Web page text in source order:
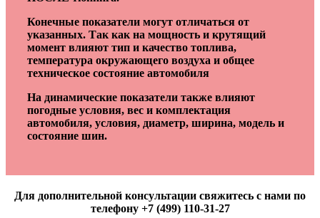
Конечные показатели могут отличаться от
указанных. Так как на мощность и крутящий
момент влияют тип и качество топлива,
температура окружающего воздуха и общее
техническое состояние автомобиля
На динамические показатели также влияют
погодные условия, вес и комплектация
автомобиля, условия, диаметр, ширина, модель и
состояние шин.
Для дополнительной консультации свяжитесь с нами по
телефону +7 (499) 110-31-27